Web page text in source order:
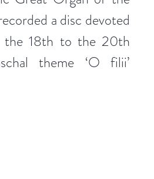
a disc devoted
the 18th to the 20th
theme ‘O filii’